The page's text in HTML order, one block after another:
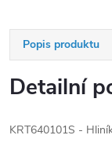
Popis produktu
Detailní
KRT640101S -